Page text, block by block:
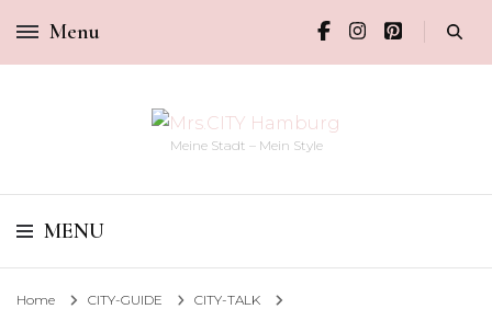
Menu
Meine Stadt – Mein Style
MENU
Home CITY-GUIDE CITY-TALK